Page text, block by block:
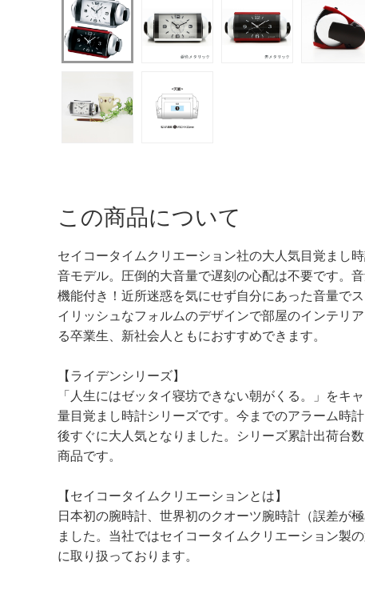
この商品について
セイコータイムクリエーション社の大人気目覚まし
音モデル。圧倒的大音量で遅刻の心配は不要です。
機能付き！近所迷惑を気にせず自分にあった音量で
イリッシュなフォルムのデザインで部屋のインテリ
る卒業生、新社会人ともにおすすめできます。
【ライデンシリーズ】
「人生にはゼッタイ寝坊できない朝がくる。」をキ
量目覚まし時計シリーズです。今までのアラーム時
後すぐに大人気となりました。シリーズ累計出荷台
商品です。
【セイコータイムクリエーションとは】
日本初の腕時計、世界初のクオーツ腕時計（誤差が
ました。当社ではセイコータイムクリエーション製
に取り扱っております。